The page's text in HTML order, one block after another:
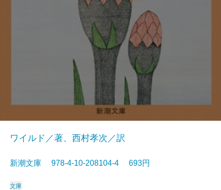
ワイルド／著、西村孝次／訳
新潮文庫 978-4-10-208104-4 693円
文庫